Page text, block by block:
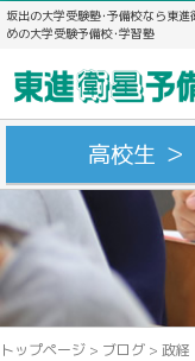
坂出の大学受験塾･予備校なら東
めの大学受験予備校･学習塾
高校生 ＞
トップページ > ブログ > 政経